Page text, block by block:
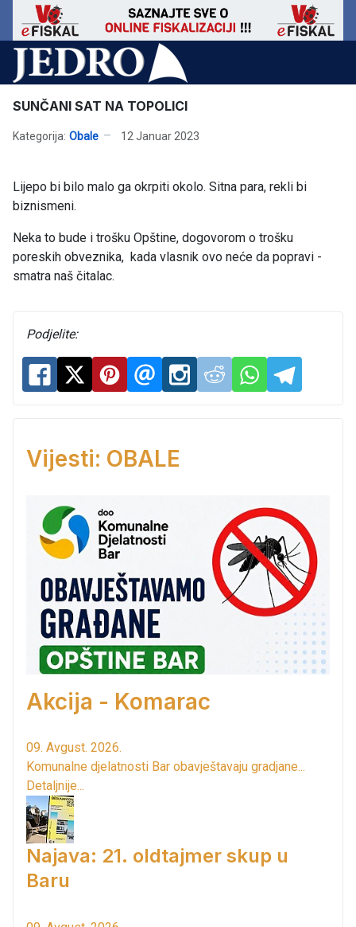
SUNČANI SAT NA TOPOLICI
Kategorija: Obale 12 Januar 2023
Lijepo bi bilo malo ga okrpiti okolo. Sitna para, rekli bi
biznismeni.
Neka to bude i trošku Opštine, dogovorom o trošku
poreskih obveznika, kada vlasnik ovo neće da popravi -
smatra naš čitalac.
Podjelite:
Vijesti: OBALE
Akcija - Komarac
09. Avgust. 2026.
Komunalne djelatnosti Bar obavještavaju gradjane...
Detaljnije...
Najava: 21. oldtajmer skup u
Baru